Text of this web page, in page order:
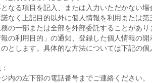
なる項目を記入、または入力いただかない
なく上記目的以外に個人情報を利用または第
の一部または全部を外部委託することがあり
の利用目的」の通知、登録した個人情報の
とします。具体的な方法については下記の
内の左下部の電話番号までご連絡ください。